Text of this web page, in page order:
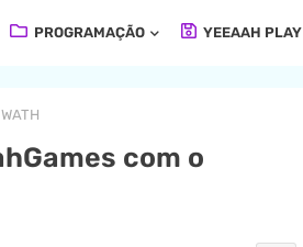
PROGRAMAÇÃO YEEAAH PLAY
com o